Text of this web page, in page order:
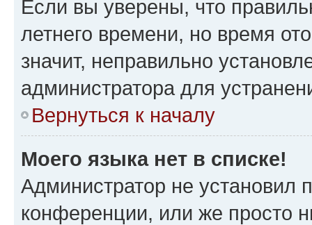
Если вы уверены, что
летнего времени, но время
значит, неправильно
администратора для
Вернуться к началу
Моего языка нет в списке!
Администратор не установил
конференции, или же просто